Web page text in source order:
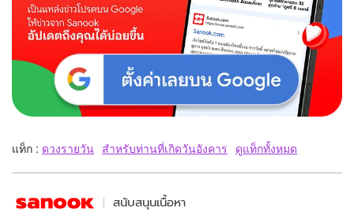
แท็ก : ดวงรายวัน สำหรับท่านที่เกิดวันอังคาร ดูแท็กทั้งหมด
สนับสนุนเนื้อหา